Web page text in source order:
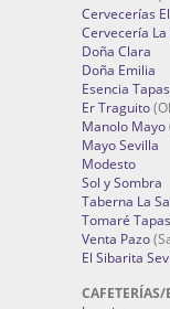
Cervecerías
Cervecería
Doña Clara
Doña Emilia
Esencia Tapas
Er Traguito
Manolo Mayo
Mayo Sevilla
Modesto
Sol y Sombra
Taberna La
Tomaré Tapas
Venta Pazo
El Sibarita
CAFETERÍAS/